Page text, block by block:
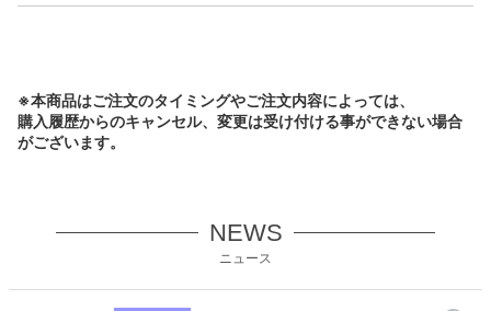
※本商品はご注文のタイミングやご注文内容によっては、
購入履歴からのキャンセル、変更は受け付ける事ができない場合
がございます。
NEWS
ニュース